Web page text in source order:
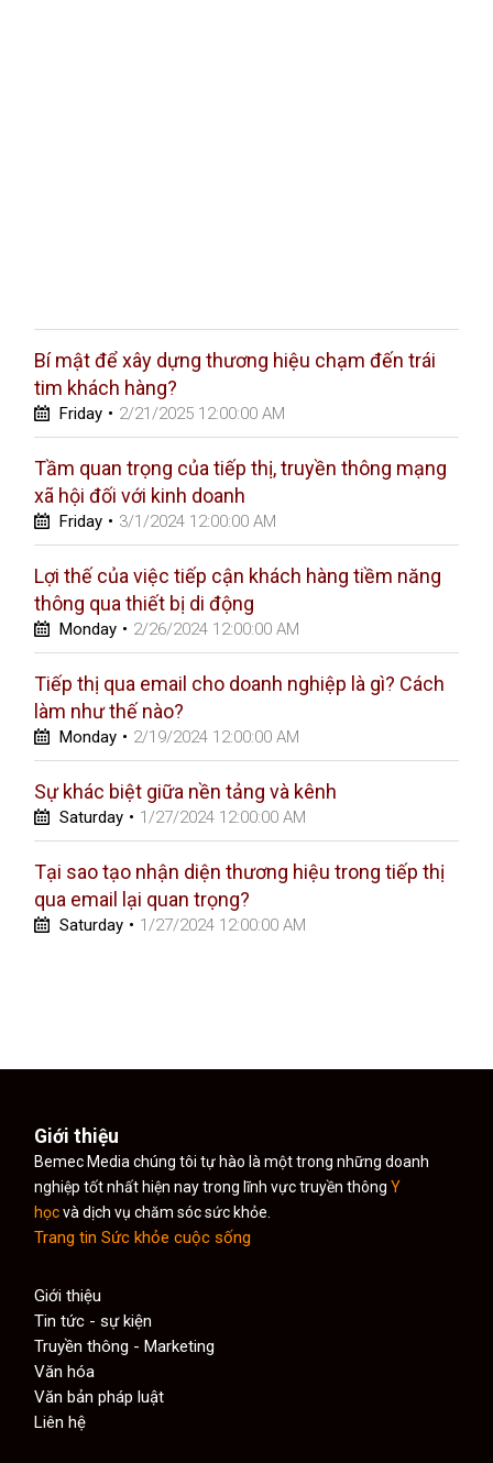
Bí mật để xây dựng thương hiệu chạm đến trái
tim khách hàng?
Friday • 2/21/2025 12:00:00 AM
Tầm quan trọng của tiếp thị, truyền thông mạng
xã hội đối với kinh doanh
Friday • 3/1/2024 12:00:00 AM
Lợi thế của việc tiếp cận khách hàng tiềm năng
thông qua thiết bị di động
Monday • 2/26/2024 12:00:00 AM
Tiếp thị qua email cho doanh nghiệp là gì? Cách
làm như thế nào?
Monday • 2/19/2024 12:00:00 AM
Sự khác biệt giữa nền tảng và kênh
Saturday • 1/27/2024 12:00:00 AM
Tại sao tạo nhận diện thương hiệu trong tiếp thị
qua email lại quan trọng?
Saturday • 1/27/2024 12:00:00 AM
Giới thiệu
Bemec Media chúng tôi tự hào là một trong những doanh
nghiệp tốt nhất hiện nay trong lĩnh vực truyền thôngY
họcvà dịch vụ chăm sóc sức khỏe.
Trang tin Sức khỏe cuộc sống
Giới thiệu
Tin tức - sự kiện
Truyền thông - Marketing
Văn hóa
Văn bản pháp luật
Liên hệ